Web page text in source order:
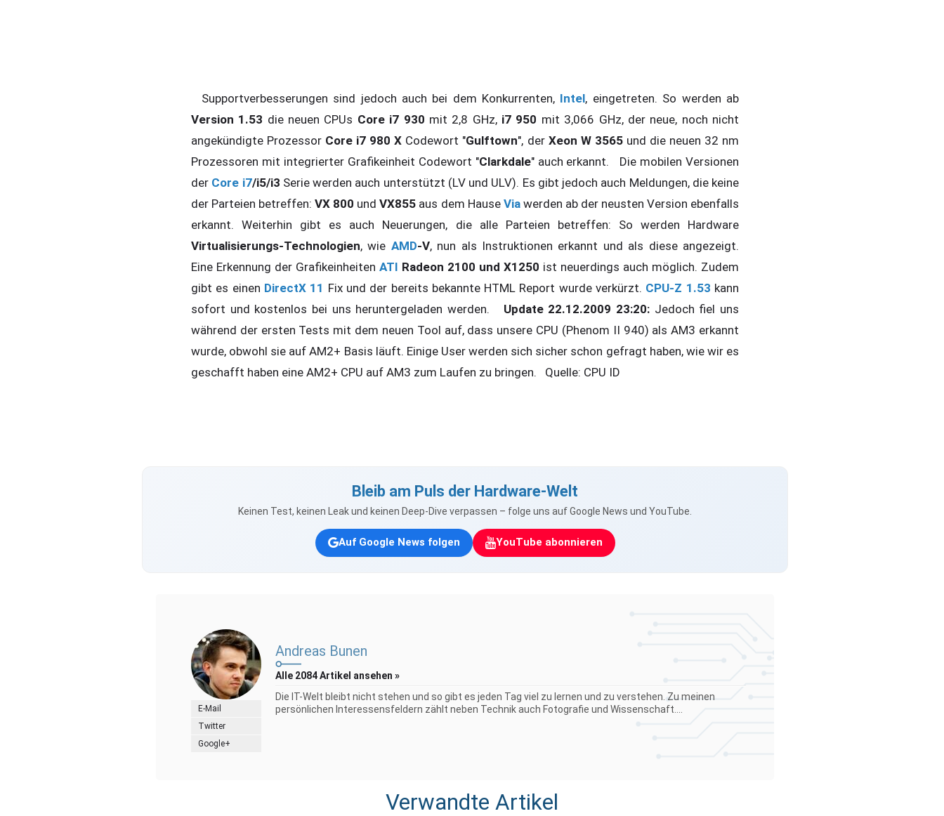
Supportverbesserungen sind jedoch auch bei dem Konkurrenten, Intel, eingetreten. So werden ab
Version 1.53 die neuen CPUs Core i7 930 mit 2,8 GHz, i7 950 mit 3,066 GHz, der neue, noch nicht
angekündigte Prozessor Core i7 980 X Codewort "Gulftown", der Xeon W 3565 und die neuen 32 nm
Prozessoren mit integrierter Grafikeinheit Codewort "Clarkdale" auch erkannt. Die mobilen Versionen
der Core i7/i5/i3 Serie werden auch unterstützt (LV und ULV). Es gibt jedoch auch Meldungen, die keine
der Parteien betreffen: VX 800 undVX855 aus dem Hause Via werden ab der neusten Version ebenfalls
erkannt. Weiterhin gibt es auch Neuerungen, die alle Parteien betreffen: So werden Hardware
Virtualisierungs-Technologien, wie AMD-V, nun als Instruktionen erkannt und als diese angezeigt.
Eine Erkennung der Grafikeinheiten ATI Radeon 2100 und X1250 ist neuerdings auch möglich. Zudem
gibt es einen DirectX 11 Fix und der bereits bekannte HTML Report wurde verkürzt. CPU-Z 1.53 kann
sofort und kostenlos bei uns heruntergeladen werden. Update 22.12.2009 23:20: Jedoch fiel uns
während der ersten Tests mit dem neuen Tool auf, dass unsere CPU (Phenom II 940) als AM3 erkannt
wurde, obwohl sie auf AM2+ Basis läuft. Einige User werden sich sicher schon gefragt haben, wie wir es
geschafft haben eine AM2+ CPU auf AM3 zum Laufen zu bringen. Quelle: CPU ID
Bleib am Puls der Hardware-Welt
Keinen Test, keinen Leak und keinen Deep-Dive verpassen – folge uns auf Google News und YouTube.
Auf Google News folgen YouTube abonnieren
E-Mail
Twitter
Google+
Andreas Bunen
Alle 2084 Artikel ansehen »
Die IT-Welt bleibt nicht stehen und so gibt es jeden Tag viel zu lernen und zu verstehen. Zu meinen
persönlichen Interessensfeldern zählt neben Technik auch Fotografie und Wissenschaft....
Verwandte Artikel